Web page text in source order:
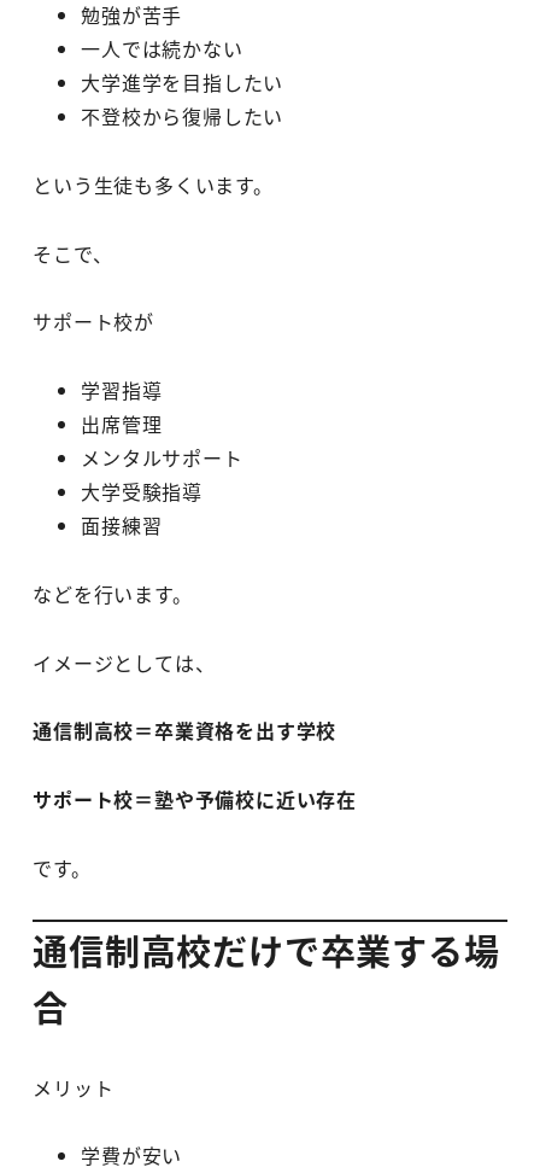
勉強が苦手
一人では続かない
大学進学を目指したい
不登校から復帰したい
という生徒も多くいます。
そこで、
サポート校が
学習指導
出席管理
メンタルサポート
大学受験指導
面接練習
などを行います。
イメージとしては、
通信制高校＝卒業資格を出す学校
サポート校＝塾や予備校に近い存在
です。
通信制高校だけで卒業する場
合
メリット
学費が安い